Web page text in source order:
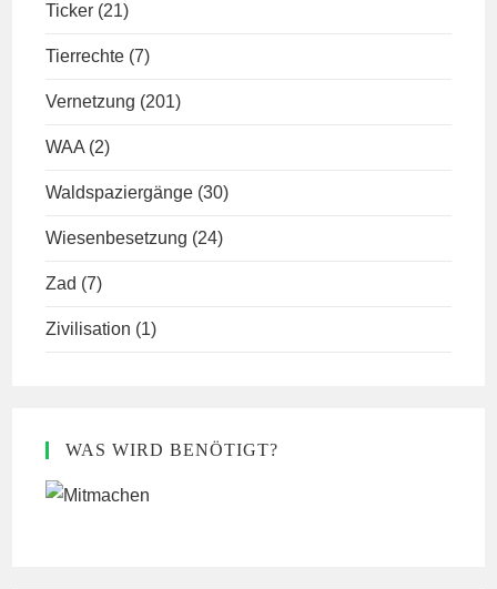
Ticker (21)
Tierrechte (7)
Vernetzung (201)
WAA (2)
Waldspaziergänge (30)
Wiesenbesetzung (24)
Zad (7)
Zivilisation (1)
WAS WIRD BENÖTIGT?